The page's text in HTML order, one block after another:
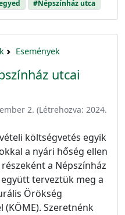
#Népszínház utca
Események
utcai
2. (Létrehozva: 2024.
költségvetés egyik
a nyári hőség ellen
a Népszínház
terveztük meg a
Örökség
(KÖME). Szeretnénk